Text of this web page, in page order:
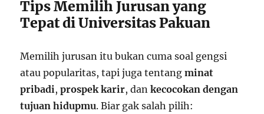
Tips Memilih Jurusan yang
Tepat di Universitas Pakuan
Memilih jurusan itu bukan cuma soal gengsi
atau popularitas, tapi juga tentangminat
pribadi,prospek karir, dankecocokan dengan
tujuan hidupmu. Biar gak salah pilih: